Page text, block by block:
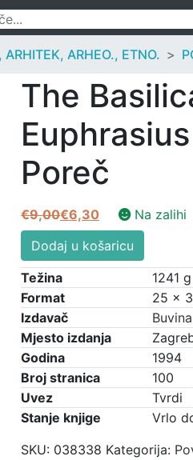
ARHEO., ETNO.
The
Poreč
€9,00
Izvorna
cijena
bila
je:
€9,00.
€6,30
Trenutna
cijena
je:
€6,30.
Na zalihi
The
Basilica
of
Euphrasius
in
Poreč
količina
Dodaj u košaricu
Težina
1241 g
Format
25 ×
Izdavač
Buvina
Mjesto izdanja
Godina
1994
Broj stranica
100
Uvez
Tvrdi
Stanje knjige
Vrlo
SKU: 038338 Kategorija: